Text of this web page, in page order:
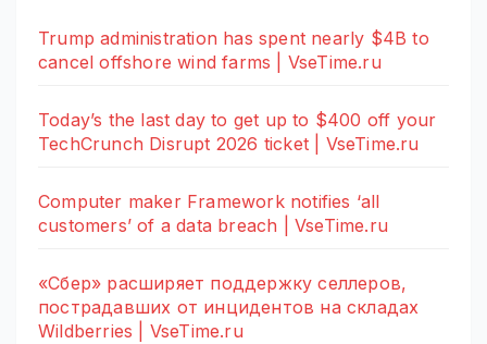
Trump administration has spent nearly $4B to
cancel offshore wind farms | VseTime.ru
Today’s the last day to get up to $400 off your
TechCrunch Disrupt 2026 ticket | VseTime.ru
Computer maker Framework notifies ‘all
customers’ of a data breach | VseTime.ru
«Сбер» расширяет поддержку селлеров,
пострадавших от инцидентов на складах
Wildberries | VseTime.ru